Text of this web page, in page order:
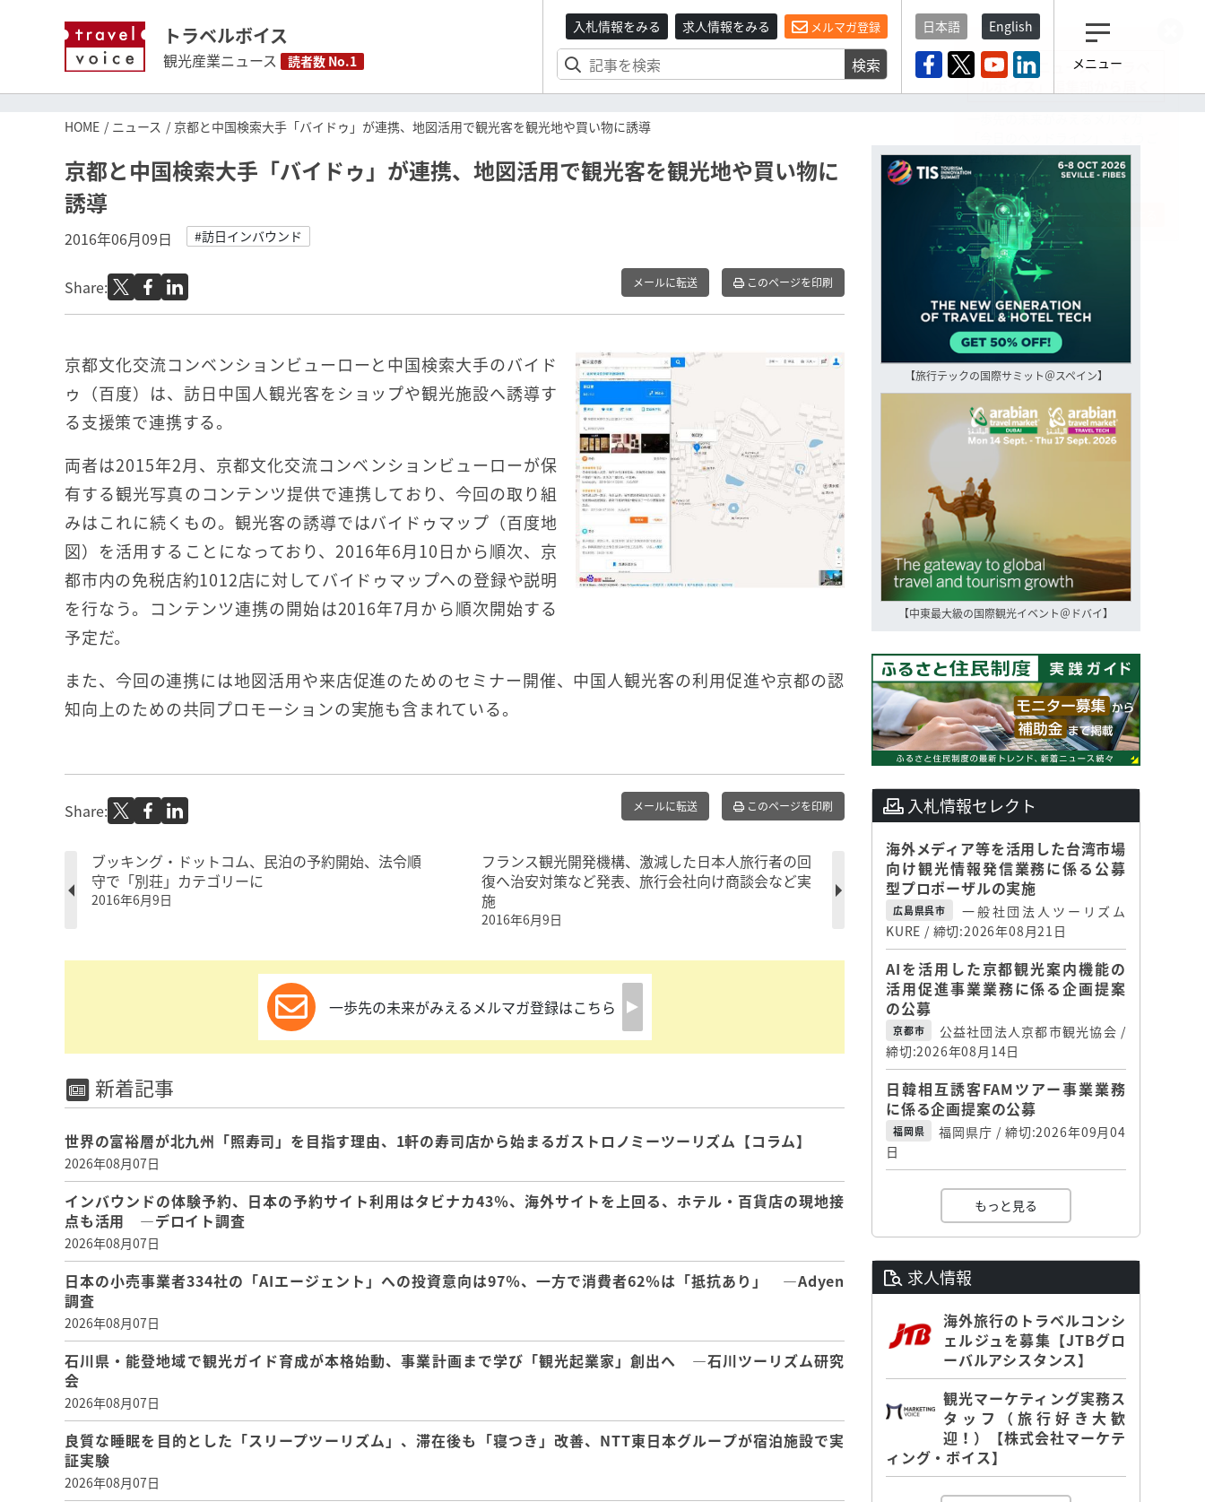
トラベルボイス
観光産業ニュース 読者数 No.1
入札情報をみる 求人情報をみる メルマガ登録
検索
日本語 English
メニュー
HOME ニュース 京都と中国検索大手「バイドゥ」が連携、地図活用で観光客を観光地や買い物に誘導
京都と中国検索大手「バイドゥ」が連携、地図活用で観光客を観光地や買い物に
誘導
2016年06月09日 #訪日インバウンド
Share: メールに転送 このページを印刷
京都文化交流コンベンションビューローと中国検索大手のバイド
ゥ（百度）は、訪日中国人観光客をショップや観光施設へ誘導す
る支援策で連携する。
両者は2015年2月、京都文化交流コンベンションビューローが保
有する観光写真のコンテンツ提供で連携しており、今回の取り組
みはこれに続くもの。観光客の誘導ではバイドゥマップ（百度地
図）を活用することになっており、2016年6月10日から順次、京
都市内の免税店約1012店に対してバイドゥマップへの登録や説明
を行なう。コンテンツ連携の開始は2016年7月から順次開始する
予定だ。
また、今回の連携には地図活用や来店促進のためのセミナー開催、中国人観光客の利用促進や京都の認
知向上のための共同プロモーションの実施も含まれている。
Share: メールに転送 このページを印刷
ブッキング・ドットコム、民泊の予約開始、法令順
守で「別荘」カテゴリーに
2016年6月9日
フランス観光開発機構、激減した日本人旅行者の回
復へ治安対策など発表、旅行会社向け商談会など実
施
2016年6月9日
一歩先の未来がみえるメルマガ登録はこちら
新着記事
世界の富裕層が北九州「照寿司」を目指す理由、1軒の寿司店から始まるガストロノミーツーリズム【コラム】
2026年08月07日
インバウンドの体験予約、日本の予約サイト利用はタビナカ43％、海外サイトを上回る、ホテル・百貨店の現地接
点も活用 ―デロイト調査
2026年08月07日
日本の小売事業者334社の「AIエージェント」への投資意向は97％、一方で消費者62％は「抵抗あり」 ―Adyen
調査
2026年08月07日
石川県・能登地域で観光ガイド育成が本格始動、事業計画まで学び「観光起業家」創出へ ―石川ツーリズム研究
会
2026年08月07日
良質な睡眠を目的とした「スリープツーリズム」、滞在後も「寝つき」改善、NTT東日本グループが宿泊施設で実
証実験
2026年08月07日
【旅行テックの国際サミット＠スペイン】
【中東最大級の国際観光イベント＠ドバイ】
入札情報セレクト
海外メディア等を活用した台湾市場
向け観光情報発信業務に係る公募
型プロポーザルの実施
広島県呉市
一般社団法人ツーリズム
KURE / 締切:2026年08月21日
AIを活用した京都観光案内機能の
活用促進事業業務に係る企画提案
の公募
京都市
公益社団法人京都市観光協会 /
締切:2026年08月14日
日韓相互誘客FAMツアー事業業務
に係る企画提案の公募
福岡県
福岡県庁 / 締切:2026年09月04
日
もっと見る
求人情報
海外旅行のトラベルコンシ
ェルジュを募集【JTBグロ
ーバルアシスタンス】
観光マーケティング実務ス
タッフ（旅行好き大歓
迎！）【株式会社マーケテ
ィング・ボイス】
観光産業ニュース「トラベ
登録済みですよね？
もし未だ登録していないなら…
いますぐ登録する